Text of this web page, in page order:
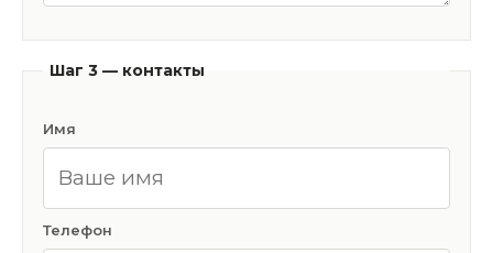
Шаг 3 — контакты
Имя
Телефон